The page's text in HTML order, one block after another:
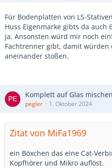
Für Bodenplatten von LS-
Huss Eigenmarke gibts da auch
ja. Ansonsten würd mir noch
Fachtrenner gibt, damit
aneinander stoßen.
Komplett auf Glas
pegler 1. Oktober 2024
Zitat von MiFa1969
ein Böxchen das eine Cat-
Kopfhörer und Mikro auflöst.